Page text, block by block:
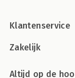
Klantenservice
Zakelijk
Altijd op de